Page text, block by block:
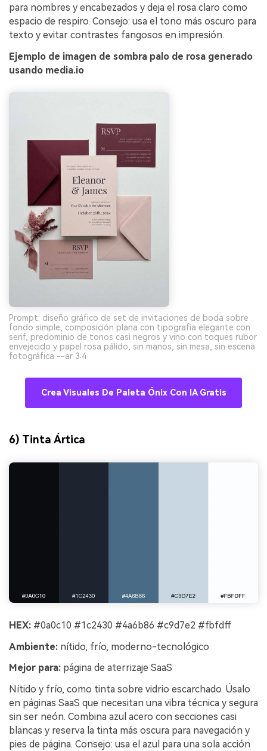
para nombres y encabezados y deja el rosa claro como
espacio de respiro. Consejo: usa el tono más oscuro para
texto y evitar contrastes fangosos en impresión.
Ejemplo de imagen de sombra palo de rosa generado
usando media.io
Prompt: diseño gráfico de set de invitaciones de boda sobre
fondo simple, composición plana con tipografía elegante con
serif, predominio de tonos casi negros y vino con toques rubor
envejecido y papel rosa pálido, sin manos, sin mesa, sin escena
fotográfica --ar 3:4
Crea Visuales De Paleta Ónix Con IA Gratis
6) Tinta Ártica
HEX: #0a0c10 #1c2430 #4a6b86 #c9d7e2 #fbfdff
Ambiente: nítido, frío, moderno-tecnológico
Mejor para: página de aterrizaje SaaS
Nítido y frío, como tinta sobre vidrio escarchado. Úsalo
en páginas SaaS que necesitan una vibra técnica y segura
sin ser neón. Combina azul acero con secciones casi
blancas y reserva la tinta más oscura para navegación y
pies de página. Consejo: usa el azul para una sola acción